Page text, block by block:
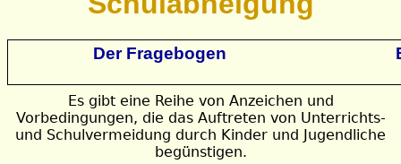
Der Fragebogen
Es gibt eine Reihe von Anzeichen und
Vorbedingungen, die das Auftreten von Unterrichts-
und Schulvermeidung durch Kinder und Jugendliche
begünstigen.